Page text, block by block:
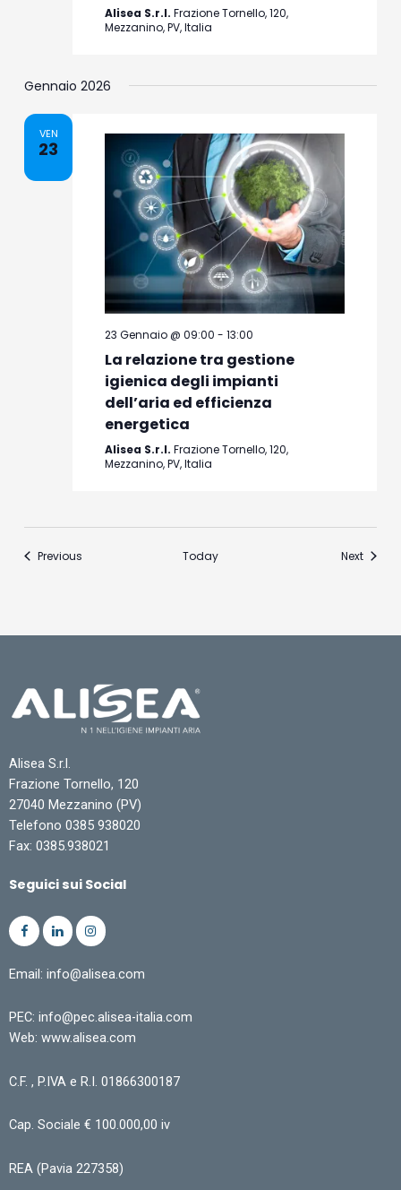
Alisea S.r.l. Frazione Tornello, 120,
Mezzanino, PV, Italia
Gennaio 2026
VEN
23
23 Gennaio @ 09:00 - 13:00
La relazione tra gestione
igienica degli impianti
dell’aria ed efficienza
energetica
Alisea S.r.l. Frazione Tornello, 120,
Mezzanino, PV, Italia
Previous Today NextEvents
Alisea S.r.l.
Frazione Tornello, 120
27040 Mezzanino (PV)
Telefono 0385 938020
Fax: 0385.938021
Seguici sui Social
Email: info@alisea.com
PEC: info@pec.alisea-italia.com
Web: www.alisea.com
C.F. , P.IVA e R.I. 01866300187
Cap. Sociale € 100.000,00 iv
REA (Pavia 227358)